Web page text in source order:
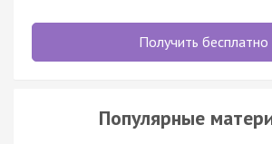
Получить бесплатно
Популярные